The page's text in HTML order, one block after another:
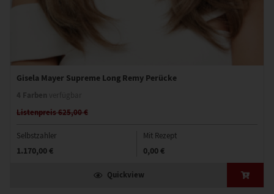
Gisela Mayer Supreme Long Remy Perücke
Listenpreis 625,00 €
Selbstzahler
1.170,00 €
Mit Rezept
0,00 €
Quickview